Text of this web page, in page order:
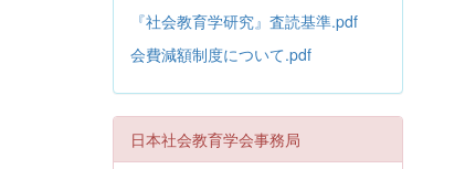
『社会教育学研究』査読基準.pdf
会費減額制度について.pdf
日本社会教育学会事務局